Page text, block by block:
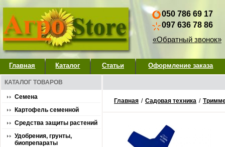
050 786 69 17
097 636 78 86
«Обратный звонок»
Главная Каталог Статьи Оформление заказа
КАТАЛОГ ТОВАРОВ
Семена
Картофель семенной
Средства защиты растений
Удобрения, грунты,
биопрепараты
Главная / Садовая техника /